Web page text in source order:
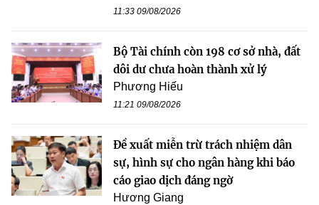
11:33 09/08/2026
Bộ Tài chính còn 198 cơ sở nhà, đất
dôi dư chưa hoàn thành xử lý
Phương Hiếu
11:21 09/08/2026
Đề xuất miễn trừ trách nhiệm dân
sự, hình sự cho ngân hàng khi báo
cáo giao dịch đáng ngờ
Hương Giang